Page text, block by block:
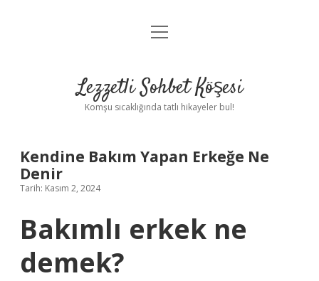
Anasayfa
Yasal Uyarı
menüyü
Lezzetli Sohbet Köşesi
Komşu sıcaklığında tatlı hikayeler bul!
Kendine Bakım Yapan Erkeğe Ne
Denir
Tarih: Kasım 2, 2024
Bakımlı erkek ne
demek?